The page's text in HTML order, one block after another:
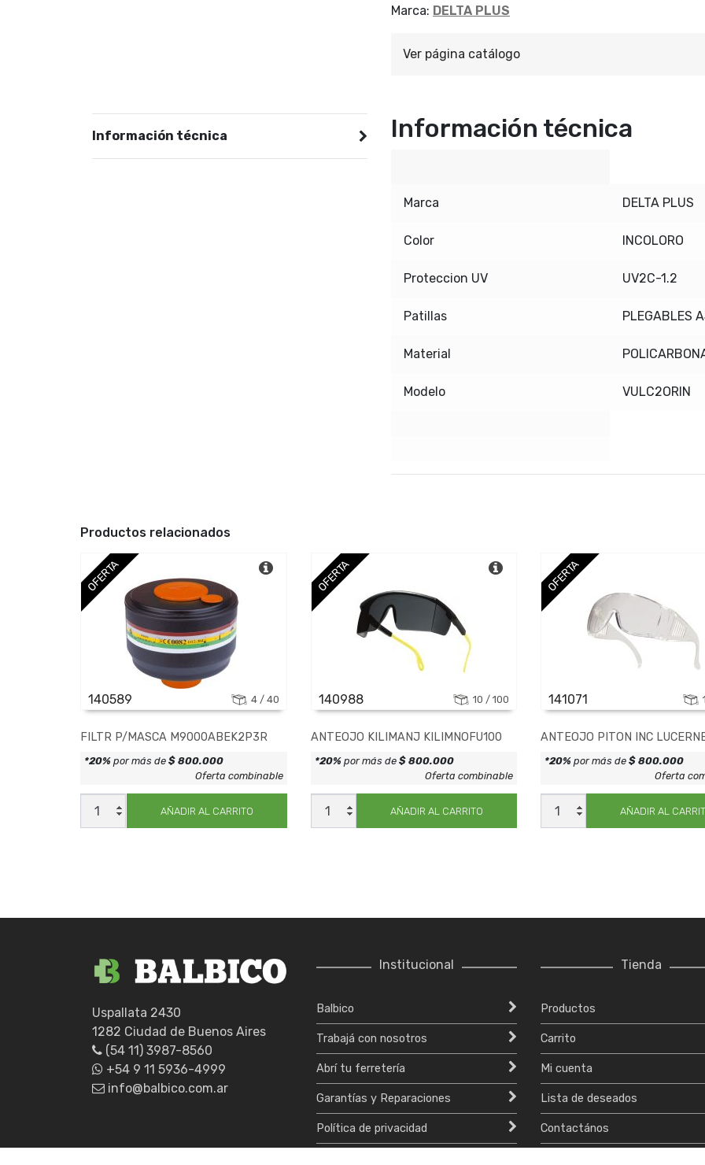
Marca: DELTA PLUS
Ver página catálogo
Información técnica Información técnica
Marca DELTA PLUS
Color INCOLORO
Proteccion UV UV2C-1.2
Patillas PLEGABLES
Material
Modelo VULC2ORIN
Productos relacionados
OFERTA
140589 4 / 40
FILTR P/MASCA M9000ABEK2P3R
FILTR
P/MASCA
M9000ABEK2P3R
AÑADIR AL CARRITO
*20% por más de$ 800.000
Oferta combinable
OFERTA
140988 10 / 100
ANTEOJO KILIMANJ KILIMNOFU100
ANTEOJO
KILIMANJ
KILIMNOFU100
AÑADIR AL CARRITO
*20%por más de $ 800.000
Oferta combinable
OFERTA
141071
ANTEOJO PITON INC
ANTEOJO
PITON
INC
AÑADIR AL
*20% por más de$ 800.000
Oferta
Uspallata 2430
1282 Ciudad de Buenos Aires
(54 11) 3987-8560
+54 9 11 5936-4999
info@balbico.com.ar
Institucional
Balbico
Trabajá con nosotros
Abrí tu ferretería
Garantías y Reparaciones
Política de privacidad
Tienda
Productos
Carrito
Mi cuenta
Lista de deseados
Contactános